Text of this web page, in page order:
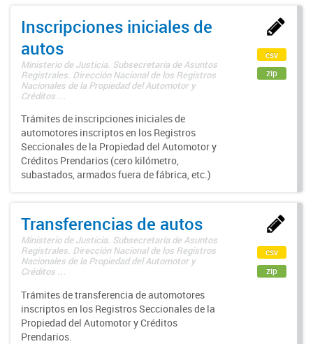
Inscripciones iniciales de
autos
Ministerio de Justicia. Subsecretaría de Asuntos
Registrales. Dirección Nacional de los Registros
Nacionales de la Propiedad del Automotor y
Créditos ...
Trámites de inscripciones iniciales de
automotores inscriptos en los Registros
Seccionales de la Propiedad del Automotor y
Créditos Prendarios (cero kilómetro,
subastados, armados fuera de fábrica, etc.)
csv
zip
Transferencias de autos
Ministerio de Justicia. Subsecretaría de Asuntos
Registrales. Dirección Nacional de los Registros
Nacionales de la Propiedad del Automotor y
Créditos ...
Trámites de transferencia de automotores
inscriptos en los Registros Seccionales de la
Propiedad del Automotor y Créditos
Prendarios.
csv
zip